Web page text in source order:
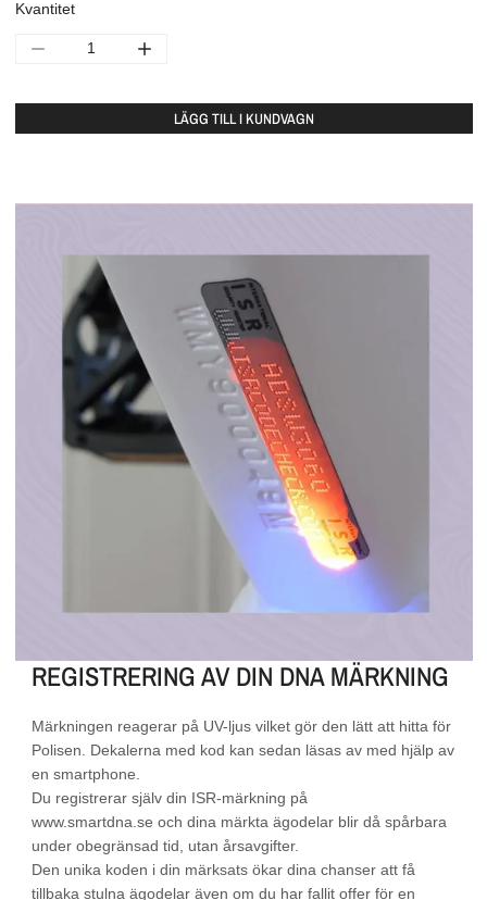
Kvantitet
LÄGG TILL I KUNDVAGN
REGISTRERING AV DIN DNA MÄRKNING
Märkningen reagerar på UV-ljus vilket gör den lätt att hitta för
Polisen. Dekalerna med kod kan sedan läsas av med hjälp av
en smartphone.
Du registrerar själv din ISR-märkning på
www.smartdna.se och dina märkta ägodelar blir då spårbara
under obegränsad tid, utan årsavgifter.
Den unika koden i din märksats ökar dina chanser att få
tillbaka stulna ägodelar även om du har fallit offer för en